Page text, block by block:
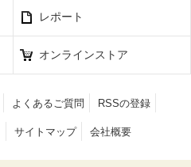
レポート
オンラインストア
よくあるご質問 RSSの登録
サイトマップ 会社概要